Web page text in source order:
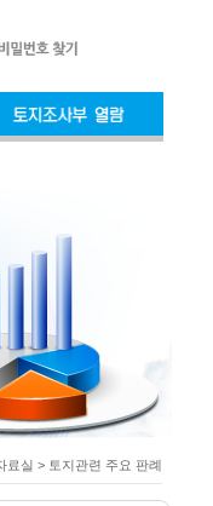
료실 > 토지관련 주요 판례